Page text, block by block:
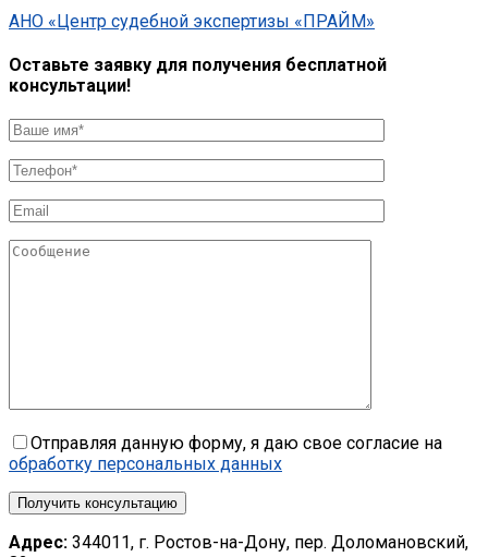
АНО «Центр судебной экспертизы «ПРАЙМ»
Оставьте заявку для получения бесплатной
консультации!
Отправляя данную форму, я даю свое согласие на
обработку персональных данных
Получить консультацию
Адрес: 344011, г. Ростов-на-Дону, пер. Доломановский,